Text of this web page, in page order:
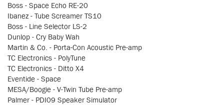
Boss - Space Echo RE-20
Ibanez - Tube Screamer TS10
Boss - Line Selector LS-2
Dunlop - Cry Baby Wah
Martin & Co. - Porta-Con Acoustic Pre-amp
TC Electronics - PolyTune
TC Electronics - Ditto X4
Eventide - Space
MESA/Boogie - V-Twin Tube Pre-amp
Palmer - PDI09 Speaker Simulator